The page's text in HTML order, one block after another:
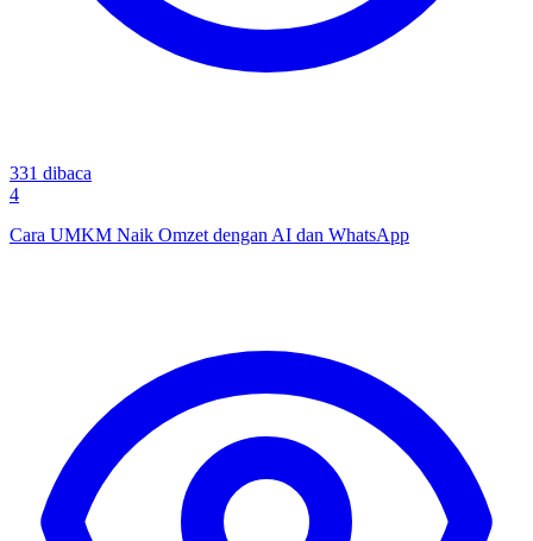
331 dibaca
4
Cara UMKM Naik Omzet dengan AI dan WhatsApp